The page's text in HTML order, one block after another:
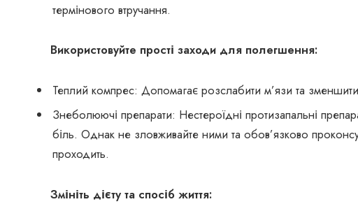
термінового втручання.
Використовуйте прості заходи для полегшення:
Теплий компрес: Допомагає розслабити м’язи та
Знеболюючі препарати: Нестероїдні протизапальні
біль. Однак не зловживайте ними та обов’язково
проходить.
Змініть дієту та спосіб життя: